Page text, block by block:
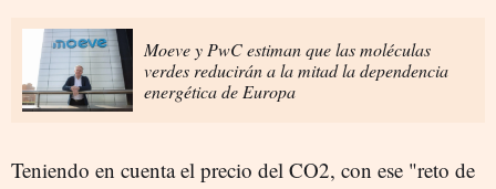
Moeve y PwC estiman que las moléculas
verdes reducirán a la mitad la dependencia
energética de Europa
Teniendo en cuenta el precio del CO2, con ese "reto de